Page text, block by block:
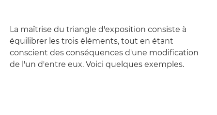
La maîtrise du triangle d'exposition consiste à
équilibrer les trois éléments, tout en étant
conscient des conséquences d'une modification
de l'un d'entre eux. Voici quelques exemples.